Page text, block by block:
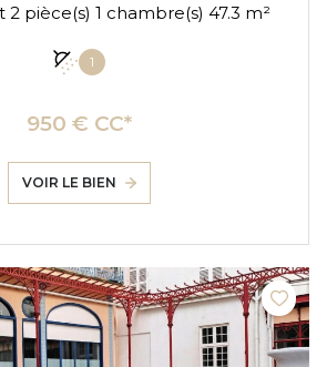
Appartement 2 pièce(s) 1 chambre(s) 47.3 m²
1
950 € CC*
VOIR LE BIEN